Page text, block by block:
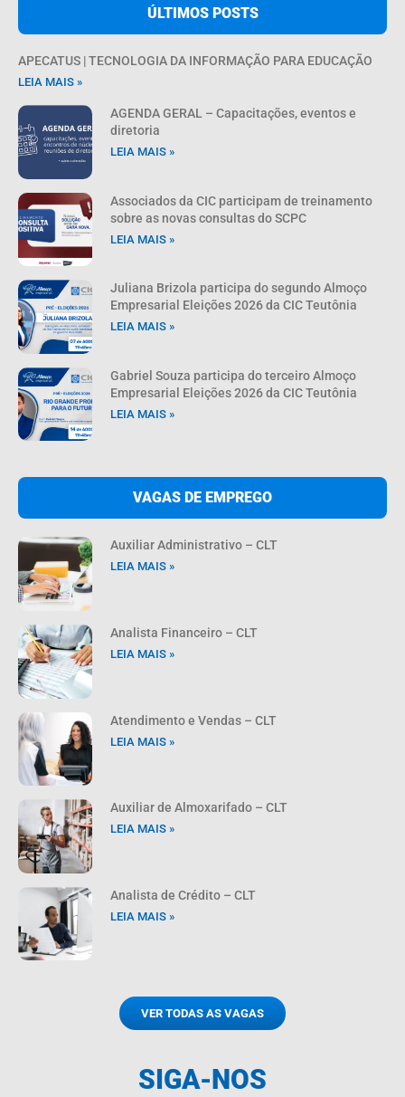
ÚLTIMOS POSTS
APECATUS | TECNOLOGIA DA INFORMAÇÃO PARA EDUCAÇÃO
LEIA MAIS »
AGENDA GERAL – Capacitações, eventos e
diretoria
LEIA MAIS »
Associados da CIC participam de treinamento
sobre as novas consultas do SCPC
LEIA MAIS »
Juliana Brizola participa do segundo Almoço
Empresarial Eleições 2026 da CIC Teutônia
LEIA MAIS »
Gabriel Souza participa do terceiro Almoço
Empresarial Eleições 2026 da CIC Teutônia
LEIA MAIS »
VAGAS DE EMPREGO
Auxiliar Administrativo – CLT
LEIA MAIS »
Analista Financeiro – CLT
LEIA MAIS »
Atendimento e Vendas – CLT
LEIA MAIS »
Auxiliar de Almoxarifado – CLT
LEIA MAIS »
Analista de Crédito – CLT
LEIA MAIS »
VER TODAS AS VAGAS
SIGA-NOS